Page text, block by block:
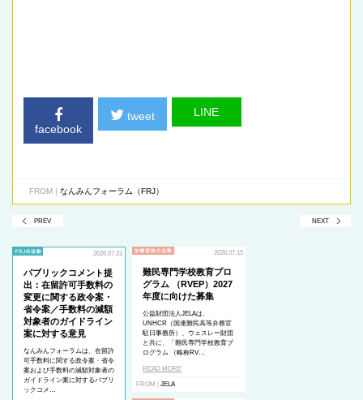
facebook
tweet LINE
FROM | なんみんフォーラム（FRJ）
PREV NEXT
2026.07.31
パブリックコメント提
出：在留許可手数料の
変更に関する政令案・
省令案／手数料の減額
対象者のガイドライン
案に対する意見
なんみんフォーラムは、在留許
可手数料に関する政令案・省令
案および手数料の減額対象者の
ガイドライン案に対するパブリ
ックコメ…
2026.07.15
難民専門学校教育プロ
グラム （RVEP）2027
年度に向けた募集
公益財団法人JELAは、
UNHCR（国連難民高等弁務官
駐日事務所）、ウェスレー財団
と共に、「難民専門学校教育プ
ログラム （略称RV…
READ MORE
FROM | JELA